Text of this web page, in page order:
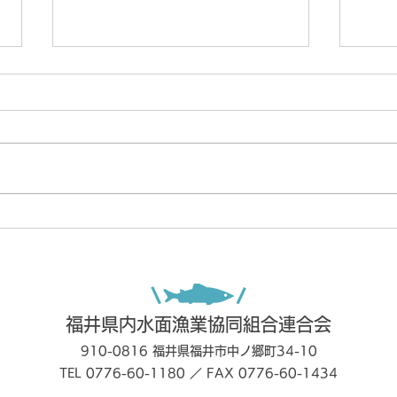
【令和8年度】福井県アユ友
令
福井県内水面漁業協同組合連合会
910-0816 福井県福井市中ノ郷町34-10
TEL 0776-60-1180 ／ FAX 0776-60-1434